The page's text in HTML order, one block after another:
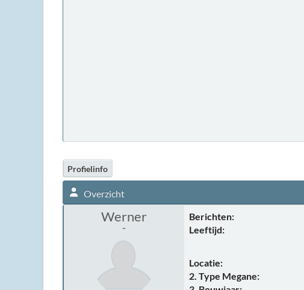
Profielinfo
Overzicht
Werner
-
Berichten:
Leeftijd:
Locatie:
2. Type Megane: